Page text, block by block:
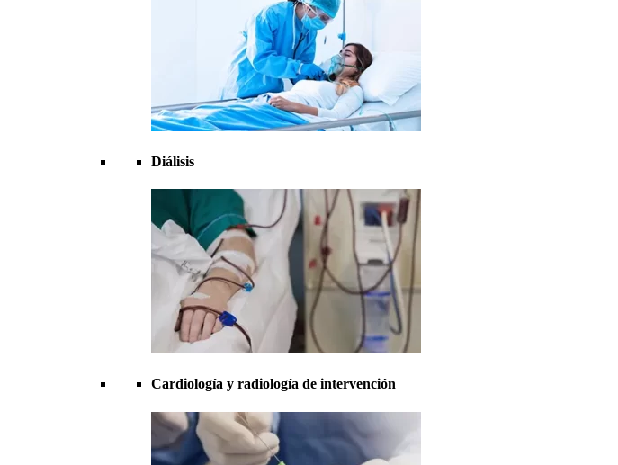
Diálisis
Cardiología y radiología de intervención